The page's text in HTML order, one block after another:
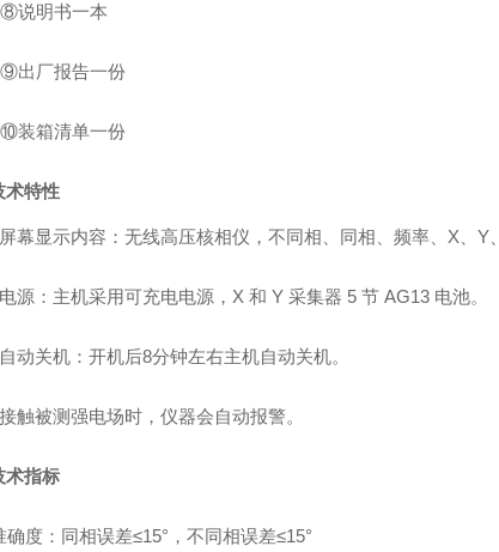
⑧说明书一本
⑨出厂报告一份
⑩装箱清单一份
术特性
幕显示内容：无线高压核相仪，不同相、同相、频率、 X Y、
源：主机采用可充电电源， X 和 Y 采集器 5 节AG13 电池。
动关机：开机后8分钟左右主机自动关机。
触被测强电场时，仪器会自动报警。
术指标
度：同相误差≤15°，不同相误差≤15°